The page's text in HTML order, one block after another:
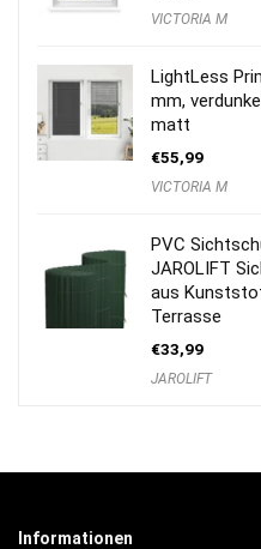
VICTORIA M
LightLess
mm,
matt
€55,99
VICTORIA M
PVC
JAROLIFT
aus
Terrasse
€33,99
JAROLIFT
Informationen